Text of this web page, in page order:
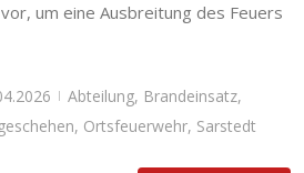
um eine Ausbreitung des Feuers
| Abteilung, Brandeinsatz,
, Ortsfeuerwehr, Sarstedt